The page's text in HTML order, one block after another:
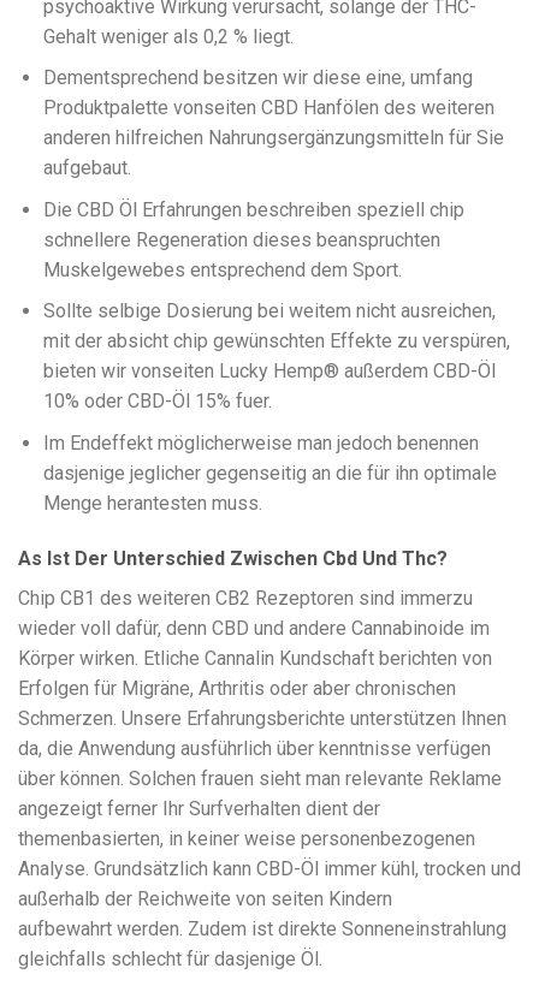
psychoaktive Wirkung verursacht, solange der THC-
Gehalt weniger als 0,2 % liegt.
Dementsprechend besitzen wir diese eine, umfang
Produktpalette vonseiten CBD Hanfölen des weiteren
anderen hilfreichen Nahrungsergänzungsmitteln für Sie
aufgebaut.
Die CBD Öl Erfahrungen beschreiben speziell chip
schnellere Regeneration dieses beanspruchten
Muskelgewebes entsprechend dem Sport.
Sollte selbige Dosierung bei weitem nicht ausreichen,
mit der absicht chip gewünschten Effekte zu verspüren,
bieten wir vonseiten Lucky Hemp® außerdem CBD-Öl
10% oder CBD-Öl 15% fuer.
Im Endeffekt möglicherweise man jedoch benennen
dasjenige jeglicher gegenseitig an die für ihn optimale
Menge herantesten muss.
As Ist Der Unterschied Zwischen Cbd Und Thc?
Chip CB1 des weiteren CB2 Rezeptoren sind immerzu
wieder voll dafür, denn CBD und andere Cannabinoide im
Körper wirken. Etliche Cannalin Kundschaft berichten von
Erfolgen für Migräne, Arthritis oder aber chronischen
Schmerzen. Unsere Erfahrungsberichte unterstützen Ihnen
da, die Anwendung ausführlich über kenntnisse verfügen
über können. Solchen frauen sieht man relevante Reklame
angezeigt ferner Ihr Surfverhalten dient der
themenbasierten, in keiner weise personenbezogenen
Analyse. Grundsätzlich kann CBD-Öl immer kühl, trocken und
außerhalb der Reichweite von seiten Kindern
aufbewahrt werden. Zudem ist direkte Sonneneinstrahlung
gleichfalls schlecht für dasjenige Öl.